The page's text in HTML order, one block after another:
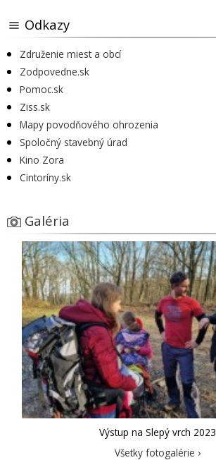
Odkazy
Združenie miest a obcí
Zodpovedne.sk
Pomoc.sk
Ziss.sk
Mapy povodňového ohrozenia
Spoločný stavebný úrad
Kino Zora
Cintoríny.sk
Galéria
Výstup na Slepý vrch 2023
Všetky fotogalérie ›